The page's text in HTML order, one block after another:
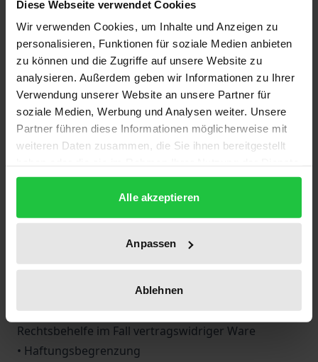
Diese Webseite verwendet Cookies
Wir verwenden Cookies, um Inhalte und Anzeigen zu
personalisieren, Funktionen für soziale Medien anbieten
zu können und die Zugriffe auf unsere Website zu
analysieren. Außerdem geben wir Informationen zu Ihrer
Verwendung unserer Website an unsere Partner für
soziale Medien, Werbung und Analysen weiter. Unsere
Partner führen diese Informationen möglicherweise mit
weiteren Daten zusammen, die Sie ihnen bereitgestellt
gesammelt haben.
Alle akzeptieren
Anpassen
Ablehnen
behandelt die Neuerscheinung alles Wichtige rund
um internationale Kaufverträge in englischer
Sprache.
Aus dem Inhalt
Zunächst liefert Ihnen das Werk eine Einführung in
das CISG und erläutert das Schweizer Recht als
ergänzend anwendbares Recht.
Rechtsfragen in Bezug auf internationale
Verkaufsbedingungen wie:
• Zahlungsbedingungen
• Vertragsmäßigkeit der Kaufware und
Rechtsbehelfe im Fall vertragswidriger Ware
• Haftungsbegrenzung